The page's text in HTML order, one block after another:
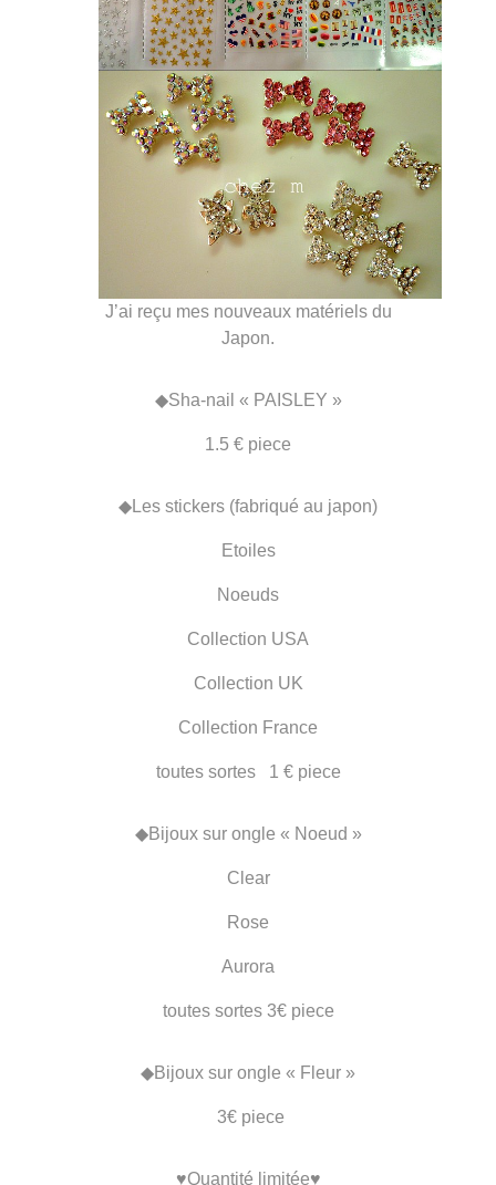
J’ai reçu mes nouveaux matériels du
Japon.
◆Sha-nail « PAISLEY »
1.5 € piece
◆Les stickers (fabriqué au japon)
Etoiles
Noeuds
Collection USA
Collection UK
Collection France
toutes sortes 1 € piece
◆Bijoux sur ongle « Noeud »
Clear
Rose
Aurora
toutes sortes 3€ piece
◆Bijoux sur ongle « Fleur »
3€ piece
♥Quantité limitée♥